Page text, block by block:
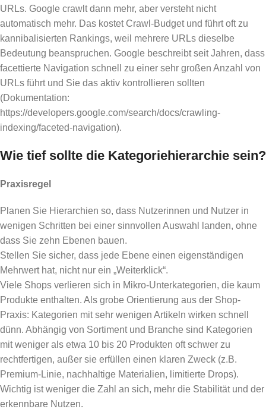
URLs. Google crawlt dann mehr, aber versteht nicht
automatisch mehr. Das kostet Crawl-Budget und führt oft zu
kannibalisierten Rankings, weil mehrere URLs dieselbe
Bedeutung beanspruchen. Google beschreibt seit Jahren, dass
facettierte Navigation schnell zu einer sehr großen Anzahl von
URLs führt und Sie das aktiv kontrollieren sollten
(Dokumentation:
https://developers.google.com/search/docs/crawling-
indexing/faceted-navigation).
Wie tief sollte die Kategoriehierarchie sein?
Praxisregel
Planen Sie Hierarchien so, dass Nutzerinnen und Nutzer in
wenigen Schritten bei einer sinnvollen Auswahl landen, ohne
dass Sie zehn Ebenen bauen.
Stellen Sie sicher, dass jede Ebene einen eigenständigen
Mehrwert hat, nicht nur ein „Weiterklick“.
Viele Shops verlieren sich in Mikro-Unterkategorien, die kaum
Produkte enthalten. Als grobe Orientierung aus der Shop-
Praxis: Kategorien mit sehr wenigen Artikeln wirken schnell
dünn. Abhängig von Sortiment und Branche sind Kategorien
mit weniger als etwa 10 bis 20 Produkten oft schwer zu
rechtfertigen, außer sie erfüllen einen klaren Zweck (z.B.
Premium-Linie, nachhaltige Materialien, limitierte Drops).
Wichtig ist weniger die Zahl an sich, mehr die Stabilität und der
erkennbare Nutzen.